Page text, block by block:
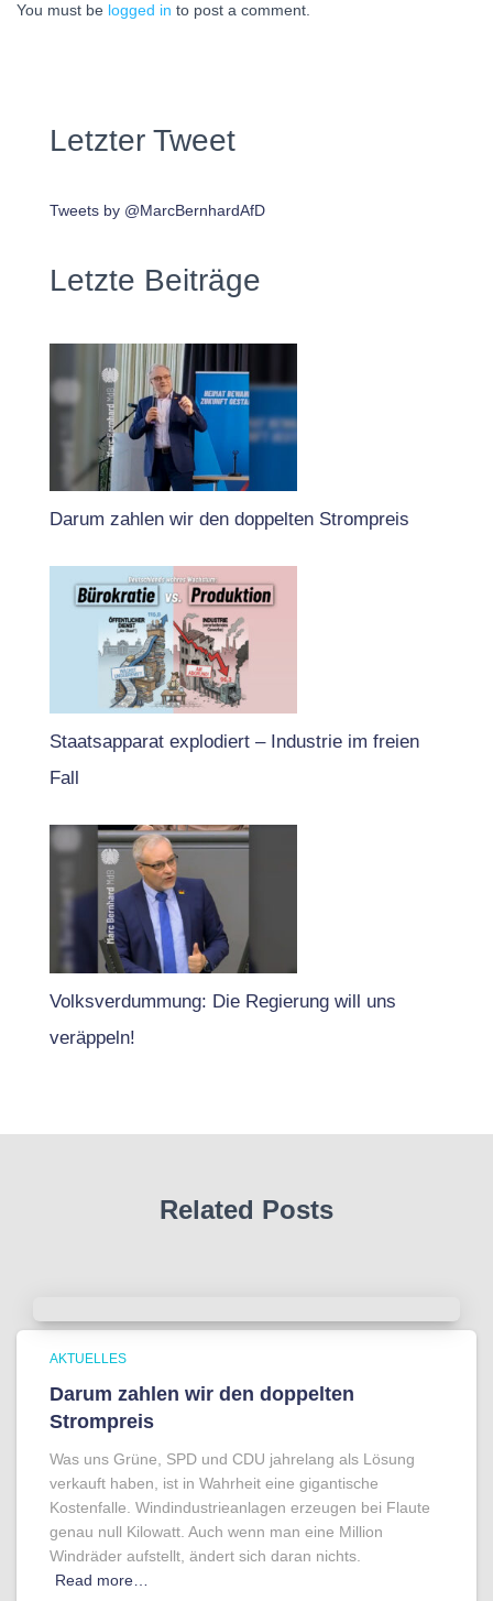
You must be logged in to post a comment.
Letzter Tweet
Tweets by @MarcBernhardAfD
Letzte Beiträge
Darum zahlen wir den doppelten Strompreis
Staatsapparat explodiert – Industrie im freien
Fall
Volksverdummung: Die Regierung will uns
veräppeln!
Related Posts
AKTUELLES
Darum zahlen wir den doppelten
Strompreis
Was uns Grüne, SPD und CDU jahrelang als Lösung
verkauft haben, ist in Wahrheit eine gigantische
Kostenfalle. Windindustrieanlagen erzeugen bei Flaute
genau null Kilowatt. Auch wenn man eine Million
Windräder aufstellt, ändert sich daran nichts.
Read more…